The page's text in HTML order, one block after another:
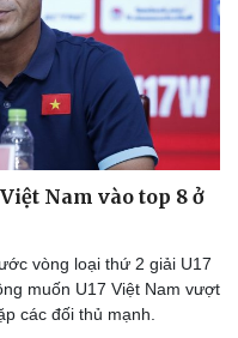
sống
đẹp
Nam vào top 8 ở
vòng loại thứ 2 giải U17
muốn U17 Việt Nam vượt
các đối thủ mạnh.